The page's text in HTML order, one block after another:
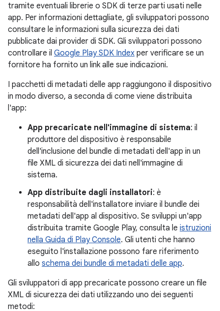
tramite eventuali librerie o SDK di terze parti usati nelle
app. Per informazioni dettagliate, gli sviluppatori possono
consultare le informazioni sulla sicurezza dei dati
pubblicate dai provider di SDK. Gli sviluppatori possono
controllare il Google Play SDK Index per verificare se un
fornitore ha fornito un link alle sue indicazioni.
I pacchetti di metadati delle app raggiungono il dispositivo
in modo diverso, a seconda di come viene distribuita
l'app:
App precaricate nell'immagine di sistema: il
produttore del dispositivo è responsabile
dell'inclusione del bundle di metadati dell'app in un
file XML di sicurezza dei dati nell'immagine di
sistema.
App distribuite dagli installatori: è
responsabilità dell'installatore inviare il bundle dei
metadati dell'app al dispositivo. Se sviluppi un'app
distribuita tramite Google Play, consulta le istruzioni
nella Guida di Play Console. Gli utenti che hanno
eseguito l'installazione possono fare riferimento
allo schema dei bundle di metadati delle app.
Gli sviluppatori di app precaricate possono creare un file
XML di sicurezza dei dati utilizzando uno dei seguenti
metodi: